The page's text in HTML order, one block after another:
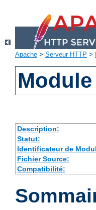
Apache > Serveur HTTP >
Description:
Statut:
Identificateur de
Fichier Source:
Compatibilité: